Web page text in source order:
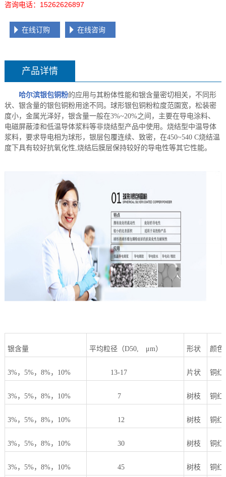
咨询电话：15262626897
在线订购 在线咨询
产品详情
哈尔滨银包铜粉的应用与其粉体性能和银含量密切相关，不同形
状、银含量的银包铜粉用途不同。球形银包铜粉粒度范園宽，松装密
度小，金属光泽好，银含量一般在3%~20%之间，主要在导电涂料、
电磁屏蔽漆和低温导体浆料等非烧结型产品中使用。烧结型中温导体
浆料，要求导电相为球形，银层包覆连续、致密，在450~540 C烧结温
度下具有较好抗氧化性,烧结后膜层保持较好的导电性等其它性能。
银含量 平均粒径（D50, μm） 形状 颜色
3%， 5%， 8%， 10% 13-17 片状 铜红
3%， 5%， 8%， 10% 7 树枝 铜红
3%， 5%， 8%， 10% 12 树枝 铜红
3%， 5%， 8%， 10% 30 树枝 铜红
3%， 5%， 8%， 10% 45 树枝 铜红